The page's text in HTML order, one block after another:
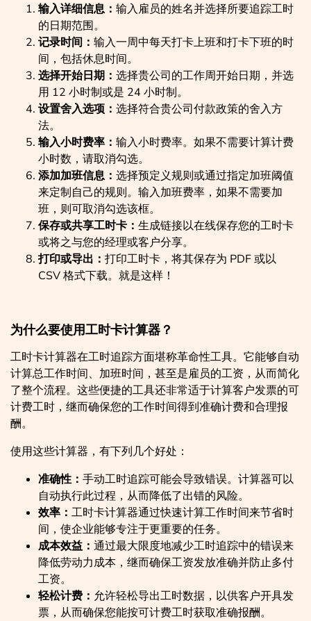
输入详细信息： 输入雇员的姓名并选择所要追踪工时
的日期范围。
记录时间： 输入一周中每天打卡上班和打卡下班的时
间，包括休息时间。
选择开始日期： 选择贵公司的工作周开始日期，并选
用 12 小时制或是 24 小时制。
设置舍入选项： 选择符合贵公司付款政策的舍入方
法。
输入小时费率： 输入小时费率。如果不需要计算计费
小时数，请取消勾选。
添加加班信息： 选择预定义规则或通过指定加班阈值
来定制自己的规则。输入加班费率，如果不需要加
班，则可取消勾选该框。
保存或共享工时卡： 生成链接以在线保存您的工时卡
或将之与您的经理或客户分享。
打印或导出： 打印工时卡，将其保存为 PDF 或以
CSV 格式下载。就是这样！
为什么要使用工时卡计算器？
工时卡计算器在工时追踪方面堪称革命性工具。它能够自动
计算总工作时间、加班时间，甚至是雇员的工资，从而简化
了整个流程。这些便捷的工具还非常适于计算客户发票的可
计费工时，继而确保您的工作时间得到准确计费和合理报
酬。
使用这些计算器，有下列几个好处：
准确性： 手动工时追踪可能会导致错误。计算器可以
自动执行此过程，从而降低了出错的风险。
效率： 工时卡计算器通过快速计算工作时间来节省时
间，使企业能够专注于更重要的任务。
成本效益： 通过最大限度地减少工时追踪中的错误来
降低劳动力成本，继而确保工资发放准确并防止多付
工资。
轻松计费： 允许轻松导出工时数据，以供客户开具发
票，从而确保您能按可计费工时获取准确报酬。